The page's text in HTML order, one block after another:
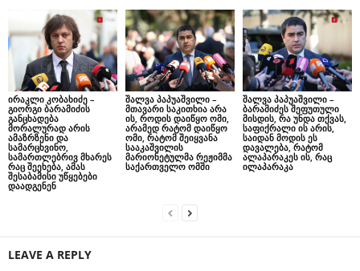
ირაკლი კობახიძე –
გიორგი ბარამიძის
განცხადება
მორალურად არის
ამაზრზენი და
სამარცხვინო,
სამართლებრივ მხარეს
რაც შეეხება, ამას
შესაბამისი უწყებები
დაადგენენ
შალვა პაპუაშვილი –
მთავარი საკითხია არა
ის, როდის დაიწყო ომი,
არამედ რატომ დაიწყო
ომი, რატომ შეიყვანა
სააკაშვილის
მარიონეტულმა რეჟიმმა
საქართველო ომში
შალვა პაპუაშვილი –
ბარამიძეს შეფუთული
მისდის, რა უნდა თქვას,
საფიქრალი ის არის,
საიდან მოდის ეს
დავალება, რატომ
ალაპარაკეს ის, რაც
ილაპარაკა
LEAVE A REPLY